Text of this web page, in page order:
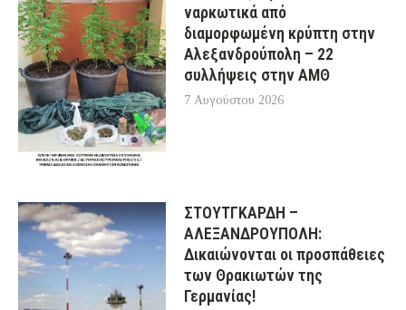
ναρκωτικά από
διαμορφωμένη κρύπτη στην
Αλεξανδρούπολη – 22
συλλήψεις στην ΑΜΘ
7 Αυγούστου 2026
ΣΤΟΥΤΓΚΑΡΔΗ –
ΑΛΕΞΑΝΔΡΟΥΠΟΛΗ:
Δικαιώνονται οι προσπάθειες
των Θρακιωτών της
Γερμανίας!